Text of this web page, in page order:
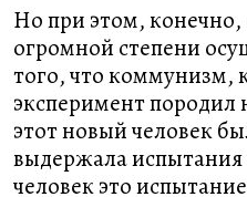
Но при этом, конечно,
огромной степени
того, что коммунизм,
эксперимент породил
этот новый человек
выдержала
человек это